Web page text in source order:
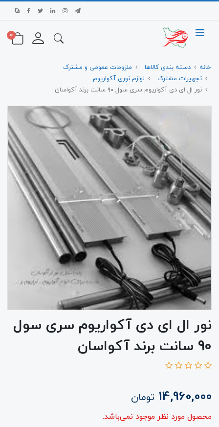
0
خانه دسته بندی کالاها
ملزومات عمومی و مشترک
تجهیزات مشترک
لوازم نوری آکواریوم
نور ال ای دی آکواریوم سری سول ۹۰ سانت برند آکواسان
نور ال ای دی آکواریوم سری سول
۹۰ سانت برند آکواسان
14,960,000 تومان
محصول مورد نظر موجود نمی‌باشد.